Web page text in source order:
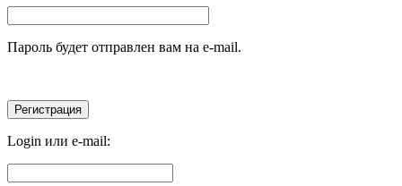
Пароль будет отправлен вам на e-mail.
Login или e-mail: